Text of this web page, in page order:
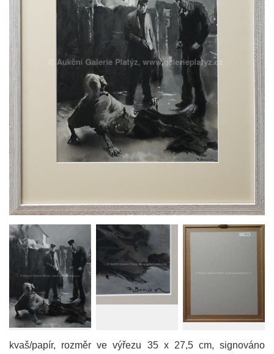
kvaš/papír, rozměr ve výřezu 35 x 27,5 cm, signováno